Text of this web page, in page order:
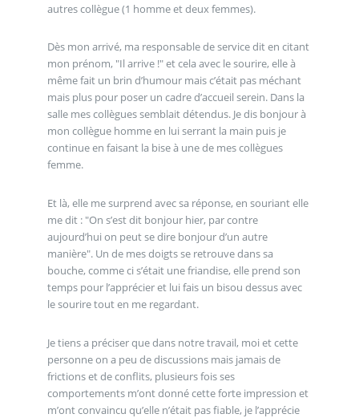
autres collègue (1 homme et deux femmes).
Dès mon arrivé, ma responsable de service dit en citant
mon prénom, "Il arrive !" et cela avec le sourire, elle à
même fait un brin d’humour mais c’était pas méchant
mais plus pour poser un cadre d’accueil serein. Dans la
salle mes collègues semblait détendus. Je dis bonjour à
mon collègue homme en lui serrant la main puis je
continue en faisant la bise à une de mes collègues
femme.
Et là, elle me surprend avec sa réponse, en souriant elle
me dit : "On s’est dit bonjour hier, par contre
aujourd’hui on peut se dire bonjour d’un autre
manière". Un de mes doigts se retrouve dans sa
bouche, comme ci s’était une friandise, elle prend son
temps pour l’apprécier et lui fais un bisou dessus avec
le sourire tout en me regardant.
Je tiens a préciser que dans notre travail, moi et cette
personne on a peu de discussions mais jamais de
frictions et de conflits, plusieurs fois ses
comportements m’ont donné cette forte impression et
m’ont convaincu qu’elle n’était pas fiable, je l’apprécie